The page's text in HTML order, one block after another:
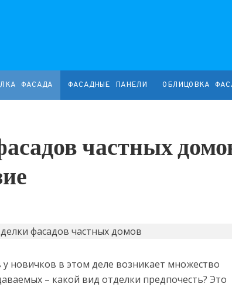
ФАСАДА ФАСАДНЫЕ ПАНЕЛИ ОБЛИЦОВКА
частных
новичков в этом деле возникает множество
– какой вид отделки предпочесть? Это